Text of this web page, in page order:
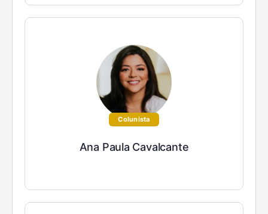
Colunista
Ana Paula Cavalcante